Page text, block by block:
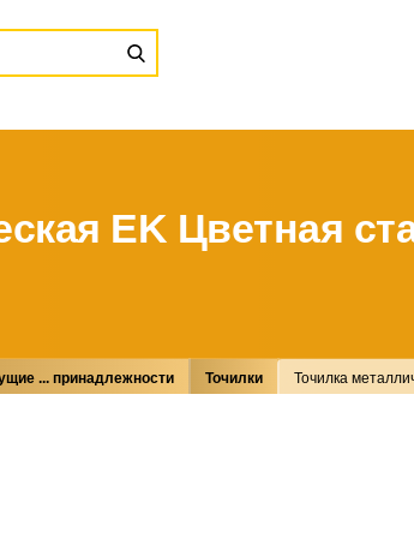
EK Цветная
... принадлежности Точилки Точилка